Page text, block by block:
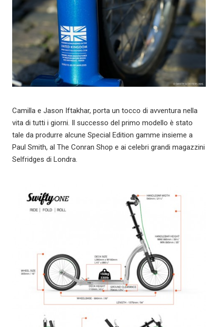
Camilla e Jason Iftakhar, porta un tocco di avventura nella
vita di tutti i giorni. Il successo del primo modello è stato
tale da produrre alcune Special Edition gamme insieme a
Paul Smith, al The Conran Shop e ai celebri grandi magazzini
Selfridges di Londra.